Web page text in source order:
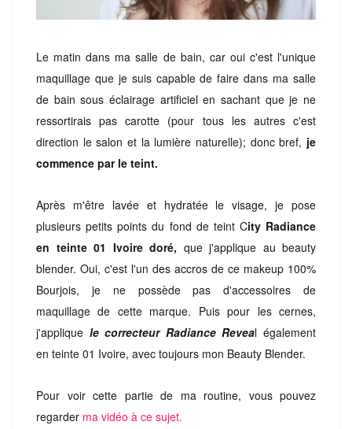
Le matin dans ma salle de bain, car oui c'est l'unique
maquillage que je suis capable de faire dans ma salle
de bain sous éclairage artificiel en sachant que je ne
ressortirais pas carotte (pour tous les autres c'est
direction le salon et la lumière naturelle); donc bref, je
commence par le teint.
Après m'être lavée et hydratée le visage, je pose
plusieurs petits points du fond de teint City Radiance
en teinte 01 Ivoire doré, que j'applique au beauty
blender. Oui, c'est l'un des accros de ce makeup 100%
Bourjois, je ne possède pas d'accessoires de
maquillage de cette marque. Puis pour les cernes,
j'applique le correcteur Radiance Reveal également
en teinte 01 Ivoire, avec toujours mon Beauty Blender.
Pour voir cette partie de ma routine, vous pouvez
regarder ma vidéo à ce sujet.